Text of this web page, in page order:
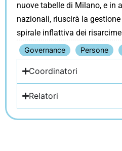
nuove tabelle di Milano, e in
nazionali, riuscirà la
spirale inflattiva dei
Governance Persone
Coordinatori
Relatori